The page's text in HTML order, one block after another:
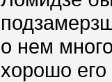
о нем
хорошо